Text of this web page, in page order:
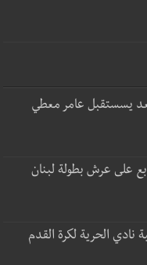
يسستقبل عامر معطي
على عرش بطولة لبنان
نادي الحرية لكرة القدم